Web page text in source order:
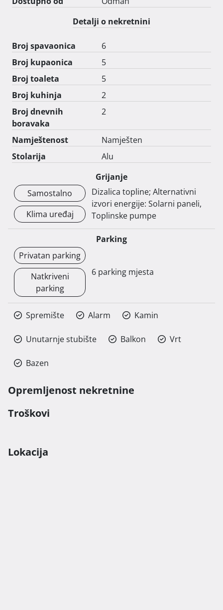
Detalji o nekretnini
Broj spavaonica
6
Broj kupaonica
5
Broj toaleta
5
Broj kuhinja
2
Broj dnevnih
boravaka
2
Namještenost
Namješten
Stolarija
Alu
Grijanje
Samostalno
Klima uređaj
Dizalica topline; Alternativni
izvori energije: Solarni paneli,
Toplinske pumpe
Parking
Privatan parking
Natkriveni
parking
6 parking mjesta
Spremište Alarm Kamin
Unutarnje stubište Balkon Vrt
Bazen
Opremljenost nekretnine
Troškovi
Lokacija